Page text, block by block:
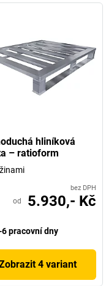
hliníková
– ratioform
bez DPH
od 5.930,- Kč
6 pracovní dny
4 variant